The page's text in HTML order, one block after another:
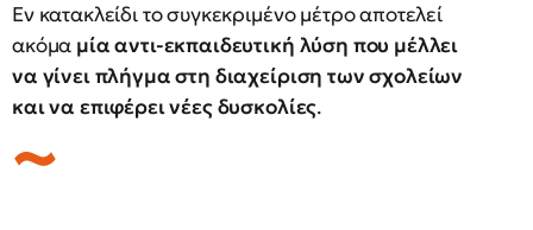
Εν κατακλείδι το συγκεκριμένο μέτρο αποτελεί
ακόμα μία αντι-εκπαιδευτική λύση που μέλλει
να γίνει πλήγμα στη διαχείριση των σχολείων
και να επιφέρει νέες δυσκολίες.